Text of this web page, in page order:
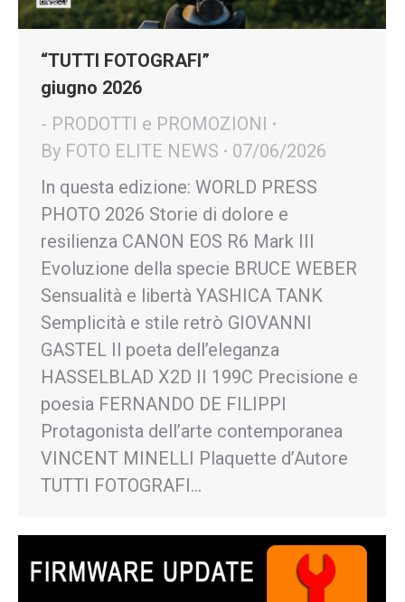
“TUTTI FOTOGRAFI”
giugno 2026
- PRODOTTI e PROMOZIONI
By FOTO ELITE NEWS
07/06/2026
In questa edizione: WORLD PRESS
PHOTO 2026 Storie di dolore e
resilienza CANON EOS R6 Mark III
Evoluzione della specie BRUCE WEBER
Sensualità e libertà YASHICA TANK
Semplicità e stile retrò GIOVANNI
GASTEL Il poeta dell’eleganza
HASSELBLAD X2D II 199C Precisione e
poesia FERNANDO DE FILIPPI
Protagonista dell’arte contemporanea
VINCENT MINELLI Plaquette d’Autore
TUTTI FOTOGRAFI…